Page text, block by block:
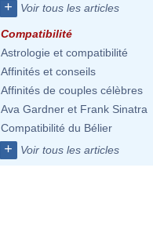
+ Voir tous les articles
Compatibilité
Astrologie et compatibilité
Affinités et conseils
Affinités de couples célèbres
Ava Gardner et Frank Sinatra
Compatibilité du Bélier
+ Voir tous les articles